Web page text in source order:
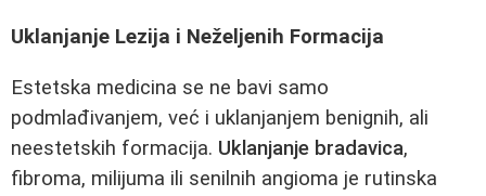
Uklanjanje Lezija i Neželjenih Formacija
Estetska medicina se ne bavi samo
podmlađivanjem, već i uklanjanjem benignih, ali
neestetskih formacija. Uklanjanje bradavica,
fibroma, milijuma ili senilnih angioma je rutinska